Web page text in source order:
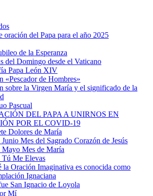
oración del Papa para el año 2025
de la Esperanza
del Domingo desde el Vaticano
Papa León XIV
«Pescador de Hombres»
sobre la Virgen María y el significado de la
Pascual
DEL PAPA A UNIRNOS EN
POR EL COVID-19
Dolores de María
Mes del Sagrado Corazón de Jesús
Mayo Mes de María
Tú Me Elevas
la Oración Imaginativa es conocida como
Ignaciana
San Ignacio de Loyola
Mí